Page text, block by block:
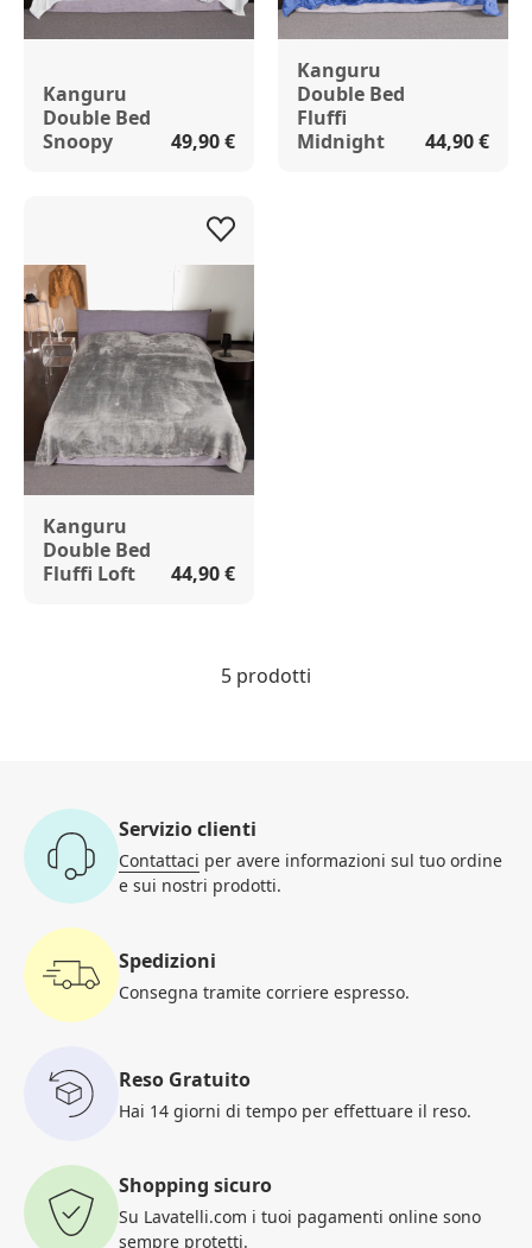
Kanguru
Double Bed
Snoopy
49,90 €
Kanguru
Double Bed
Fluffi
Midnight
44,90 €
Kanguru
Double Bed
Fluffi Loft
44,90 €
5 prodotti
Servizio clienti
Contattaci per avere informazioni sul tuo ordine
e sui nostri prodotti.
Spedizioni
Consegna tramite corriere espresso.
Reso Gratuito
Hai 14 giorni di tempo per effettuare il reso.
Shopping sicuro
Su Lavatelli.com i tuoi pagamenti online sono
sempre protetti.